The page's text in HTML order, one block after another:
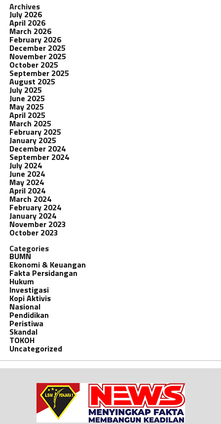
Archives
July 2026
April 2026
March 2026
February 2026
December 2025
November 2025
October 2025
September 2025
August 2025
July 2025
June 2025
May 2025
April 2025
March 2025
February 2025
January 2025
December 2024
September 2024
July 2024
June 2024
May 2024
April 2024
March 2024
February 2024
January 2024
November 2023
October 2023
Categories
BUMN
Ekonomi & Keuangan
Fakta Persidangan
Hukum
Investigasi
Kopi Aktivis
Nasional
Pendidikan
Peristiwa
Skandal
TOKOH
Uncategorized